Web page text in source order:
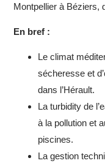
Montpellier à Béziers,
En bref :
Le climat
sécheresse et
dans l’Hérault.
La turbidity de
à la pollution et
piscines.
La gestion